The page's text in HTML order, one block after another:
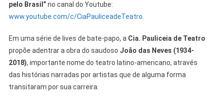
pelo Brasil” no canal do Youtube:
www.youtube.com/c/CiaPauliceadeTeatro.
Em uma série de lives de bate-papo, a Cia. Pauliceia de Teatro
propõe adentrar a obra do saudoso João das Neves (1934-
2018), importante nome do teatro latino-americano, através
das histórias narradas por artistas que de alguma forma
transitaram por sua carreira.